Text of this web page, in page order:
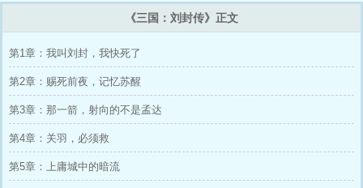
《三国：刘封传》正文
第1章：我叫刘封，我快死了
第2章：赐死前夜，记忆苏醒
第3章：那一箭，射向的不是孟达
第4章：关羽，必须救
第5章：上庸城中的暗流